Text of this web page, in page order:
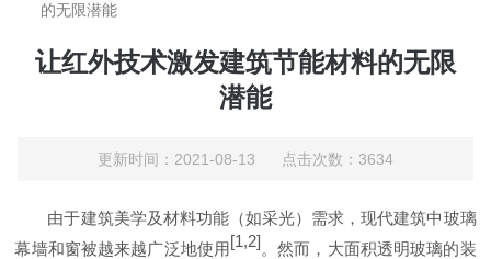
的无限潜能
让红外技术激发建筑节能材料的无限
潜能
更新时间：2021-08-13 点击次数：3634
由于建筑美学及材料功能（如采光）需求，现代建筑中玻璃
幕墙和窗被越来越广泛地使用[1,2]。然而，大面积透明玻璃的装